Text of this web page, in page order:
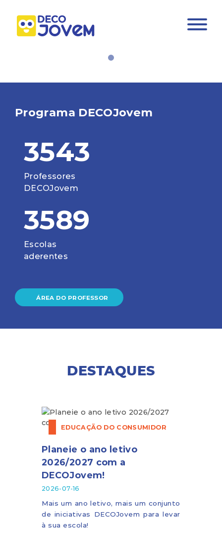
Programa DECOJovem
3543
Professores
DECOJovem
3589
Escolas
aderentes
ÁREA DO PROFESSOR
DESTAQUES
EDUCAÇÃO DO CONSUMIDOR
Planeie o ano letivo
2026/2027 com a
DECOJovem!
2026-07-16
Mais um ano letivo, mais um conjunto
de iniciativas DECOJovem para levar
à sua escola!